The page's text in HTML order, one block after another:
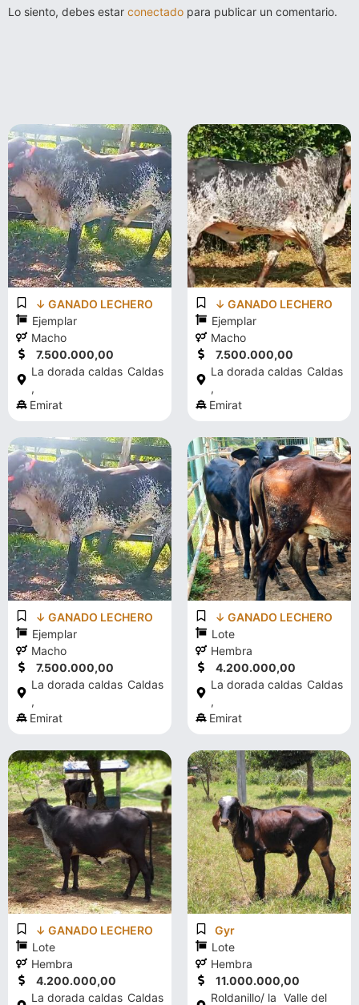
Lo siento, debes estar conectado para publicar un comentario.
↓ GANADO LECHERO
Ejemplar
Macho
7.500.000,00
La dorada caldas
,
Caldas
Emirat
↓ GANADO LECHERO
Ejemplar
Macho
7.500.000,00
La dorada caldas
,
Caldas
Emirat
↓ GANADO LECHERO
Ejemplar
Macho
7.500.000,00
La dorada caldas
,
Caldas
Emirat
↓ GANADO LECHERO
Lote
Hembra
4.200.000,00
La dorada caldas
,
Caldas
Emirat
↓ GANADO LECHERO
Lote
Hembra
4.200.000,00
La dorada caldas Caldas
Gyr
Lote
Hembra
11.000.000,00
Roldanillo/ la Valle del